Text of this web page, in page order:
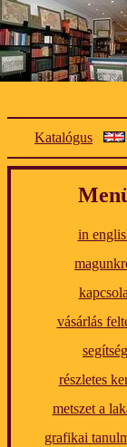
Katalógus
in
vásárlás
segítség
részletes
metszet a
grafikai